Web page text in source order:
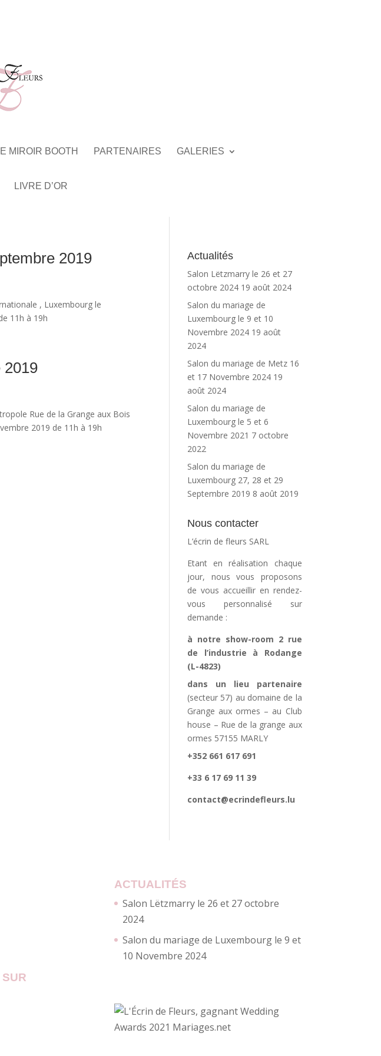
MIROIR BOOTH PARTENAIRES GALERIES
LIVRE D’OR
2019
, Luxembourg le
11h à 19h
2019
Rue de la Grange aux Bois
2019 de 11h à 19h
Actualités
Salon Lëtzmarry le 26 et 27
octobre 2024 19 août 2024
Salon du mariage de
Luxembourg le 9 et 10
Novembre 2024 19 août
2024
Salon du mariage de Metz 16
et 17 Novembre 2024 19
août 2024
Salon du mariage de
Luxembourg le 5 et 6
Novembre 2021 7 octobre
2022
Salon du mariage de
Luxembourg 27, 28 et 29
Septembre 2019 8 août 2019
Nous contacter
L’écrin de fleurs SARL
Etant en réalisation chaque
jour, nous vous proposons
de vous accueillir en rendez-
vous personnalisé sur
demande :
à notre show-room 2 rue
de l’industrie à Rodange
(L-4823)
dans un lieu partenaire
(secteur 57) au domaine de la
Grange aux ormes – au Club
house – Rue de la grange aux
ormes 57155 MARLY
+352 661 617 691
+33 6 17 69 11 39
contact@ecrindefleurs.lu
ACTUALITÉS
Salon Lëtzmarry le 26 et 27 octobre
2024
Salon du mariage de Luxembourg le 9 et
10 Novembre 2024